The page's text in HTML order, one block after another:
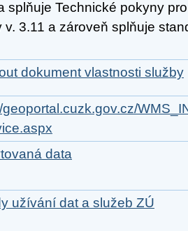
splňuje Technické pokyny
v. 3.11 a zároveň splňuje
dokument vlastnosti služby
geoportal.cuzk.gov.cz/
data
užívání dat a služeb ZÚ